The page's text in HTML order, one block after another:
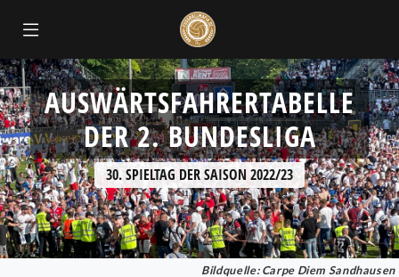
AUSWÄRTSFAHRERTABELLE
DER 2. BUNDESLIGA
30. SPIELTAG DER SAISON 2022/23
Bildquelle: Carpe Diem Sandhausen